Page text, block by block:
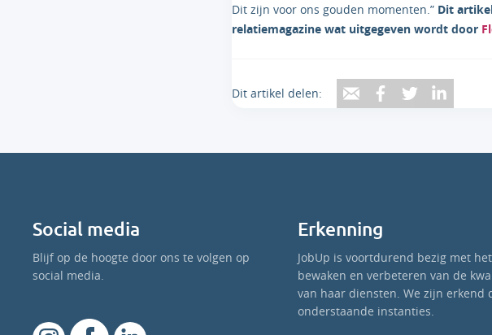
Dit zijn voor ons gouden momenten.” Dit
relatiemagazine wat uitgegeven wordt door
Dit artikel delen:
Social media
Blijf op de hoogte door ons te volgen op
social media.
Erkenning
JobUp is voortdurend bezig met het
bewaken en verbeteren van de
van haar diensten. We zijn erkend
onderstaande instanties.